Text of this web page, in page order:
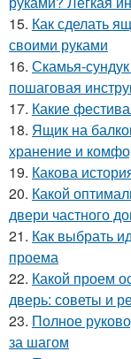
15. Как сделать
своими руками
16. Скамья-
пошаговая
17. Какие
18. Ящик на
хранение и
19. Какова
20. Какой
двери частного
21. Как выбрать
проема
22. Какой проем
дверь: советы и
23. Полное
за шагом